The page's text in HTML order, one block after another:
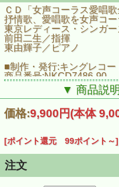
ＣＤ「女声コーラス愛唱
抒情歌、愛唱歌を女声コ
東京レディース・シンガ
前田二生／指揮
東由輝子／ピアノ
■制作・発行:キングレコー
商品番号:NKCD7486-90
JAN:4988003420352
発売日:2012/02/21
販売価格\9,450 (税抜き
くら／叱られて／十五夜
花嫁人形／浜千鳥／浜辺
焼小焼／揺籠のうた／宵待
▼ 商品説
価格:9,900円(本体
[ポイント還元 99ポイント～]
注文